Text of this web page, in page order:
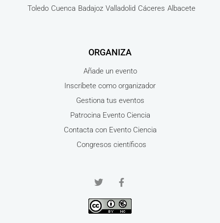
Toledo Cuenca Badajoz Valladolid Cáceres Albacete
ORGANIZA
Añade un evento
Inscríbete como organizador
Gestiona tus eventos
Patrocina Evento Ciencia
Contacta con Evento Ciencia
Congresos científicos